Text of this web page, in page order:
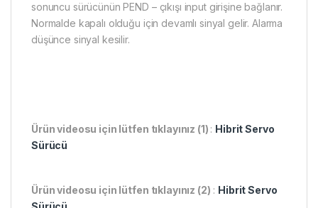
sonuncu sürücünün PEND – çıkışı input girişine bağlanır.
Normalde kapalı olduğu için devamlı sinyal gelir. Alarma
düşünce sinyal kesilir.
Ürün videosu için lütfen tıklayınız (1) : Hibrit Servo
Sürücü
Ürün videosu için lütfen tıklayınız (2) : Hibrit Servo